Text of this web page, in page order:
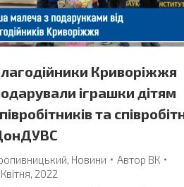
Криворіжжя
іграшки дітям
та
, Новини Автор ВК
2022